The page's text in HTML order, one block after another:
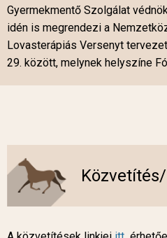
Gyermekmentő Szolgálat
idén is megrendezi a
Lovasterápiás Versenyt
29. között, melynek helyszíne